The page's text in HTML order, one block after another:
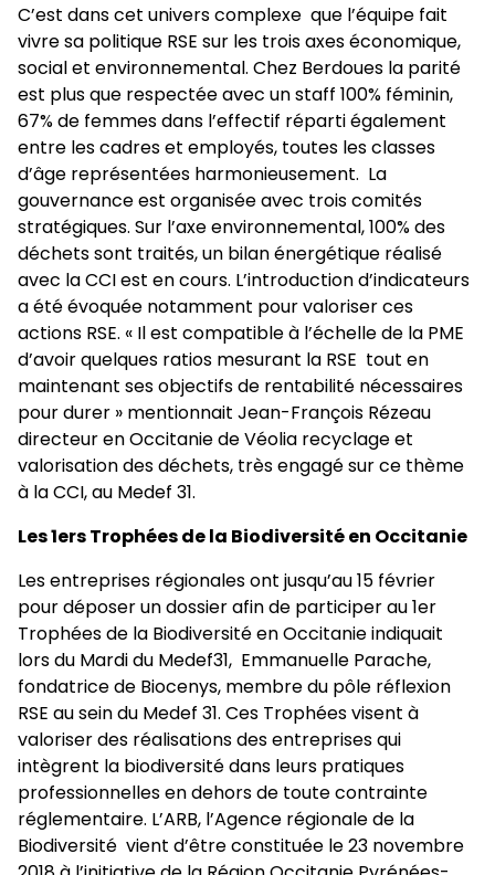
C’est dans cet univers complexe que l’équipe fait
vivre sa politique RSE sur les trois axes économique,
social et environnemental. Chez Berdoues la parité
est plus que respectée avec un staff 100% féminin,
67% de femmes dans l’effectif réparti également
entre les cadres et employés, toutes les classes
d’âge représentées harmonieusement. La
gouvernance est organisée avec trois comités
stratégiques. Sur l’axe environnemental, 100% des
déchets sont traités, un bilan énergétique réalisé
avec la CCI est en cours. L’introduction d’indicateurs
a été évoquée notamment pour valoriser ces
actions RSE. « Il est compatible à l’échelle de la PME
d’avoir quelques ratios mesurant la RSE tout en
maintenant ses objectifs de rentabilité nécessaires
pour durer » mentionnait Jean-François Rézeau
directeur en Occitanie de Véolia recyclage et
valorisation des déchets, très engagé sur ce thème
à la CCI, au Medef 31.
Les 1ers Trophées de la Biodiversité en Occitanie
Les entreprises régionales ont jusqu’au 15 février
pour déposer un dossier afin de participer au 1er
Trophées de la Biodiversité en Occitanie indiquait
lors du Mardi du Medef31, Emmanuelle Parache,
fondatrice de Biocenys, membre du pôle réflexion
RSE au sein du Medef 31. Ces Trophées visent à
valoriser des réalisations des entreprises qui
intègrent la biodiversité dans leurs pratiques
professionnelles en dehors de toute contrainte
réglementaire. L’ARB, l’Agence régionale de la
Biodiversité vient d’être constituée le 23 novembre